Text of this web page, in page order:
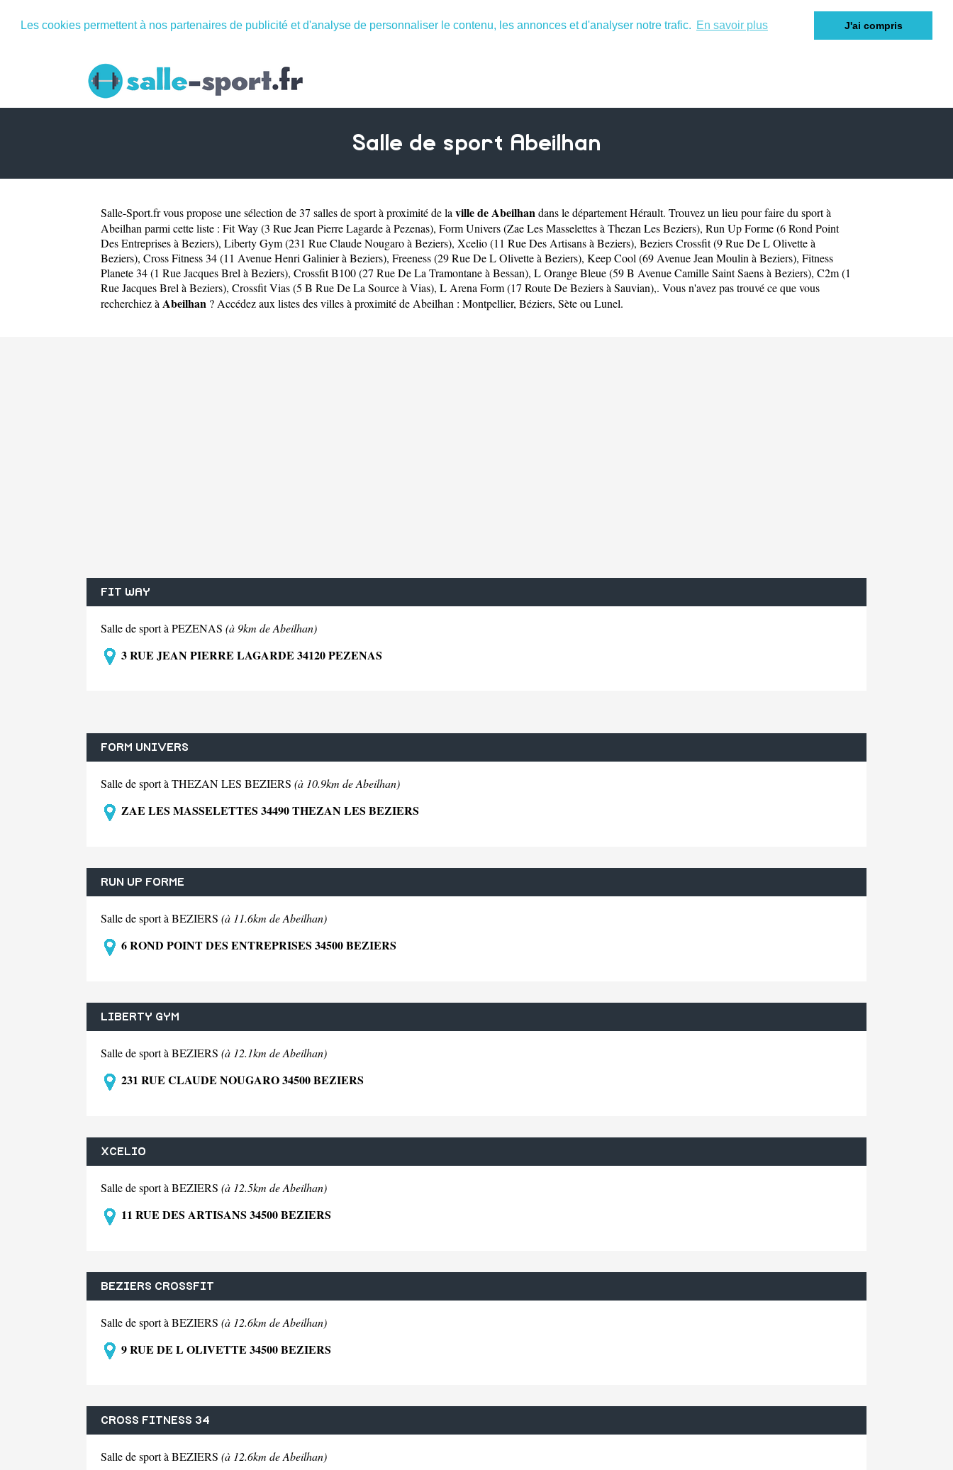
Les cookies permettent à nos partenaires de publicité et d'analyse de personnaliser le contenu, les annonces et d'analyser notre trafic. En savoir plus J'ai compris
Salle de sport Abeilhan
Salle-Sport.frvous propose une sélection de 37 salles de sport à proximité de la ville de Abeilhan dans le départementHérault. Trouvez un lieu pour faire du sport à
Abeilhan parmi cette liste : Fit Way (3 Rue Jean Pierre Lagarde à Pezenas), Form Univers (Zae Les Masselettes à Thezan Les Beziers), Run Up Forme (6 Rond Point
Des Entreprises à Beziers), Liberty Gym (231 Rue Claude Nougaro à Beziers), Xcelio (11 Rue Des Artisans à Beziers), Beziers Crossfit (9 Rue De L Olivette à
Beziers), Cross Fitness 34 (11 Avenue Henri Galinier à Beziers), Freeness (29 Rue De L Olivette à Beziers), Keep Cool (69 Avenue Jean Moulin à Beziers), Fitness
Planete 34 (1 Rue Jacques Brel à Beziers), Crossfit B100 (27 Rue De La Tramontane à Bessan), L Orange Bleue (59 B Avenue Camille Saint Saens à Beziers), C2m (1
Rue Jacques Brel à Beziers), Crossfit Vias (5 B Rue De La Source à Vias), L Arena Form (17 Route De Beziers à Sauvian),. Vous n'avez pas trouvé ce que vous
recherchiez à Abeilhan ? Accédez aux listes des villes à proximité de Abeilhan : Montpellier, Béziers, Sèteou Lunel.
FIT WAY
Salle de sport à PEZENAS (à 9km de Abeilhan)
3 RUE JEAN PIERRE LAGARDE 34120 PEZENAS
FORM UNIVERS
Salle de sport à THEZAN LES BEZIERS (à 10.9km de Abeilhan)
ZAE LES MASSELETTES 34490 THEZAN LES BEZIERS
RUN UP FORME
Salle de sport à BEZIERS (à 11.6km de Abeilhan)
6 ROND POINT DES ENTREPRISES 34500 BEZIERS
LIBERTY GYM
Salle de sport à BEZIERS (à 12.1km de Abeilhan)
231 RUE CLAUDE NOUGARO 34500 BEZIERS
XCELIO
Salle de sport à BEZIERS (à 12.5km de Abeilhan)
11 RUE DES ARTISANS 34500 BEZIERS
BEZIERS CROSSFIT
Salle de sport à BEZIERS (à 12.6km de Abeilhan)
9 RUE DE L OLIVETTE 34500 BEZIERS
CROSS FITNESS 34
Salle de sport à BEZIERS (à 12.6km de Abeilhan)